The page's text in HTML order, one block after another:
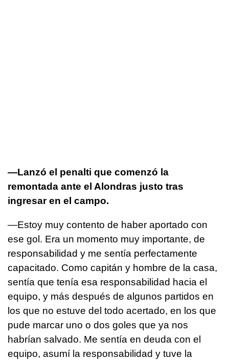
—Lanzó el penalti que comenzó la
remontada ante el Alondras justo tras
ingresar en el campo.
—Estoy muy contento de haber aportado con
ese gol. Era un momento muy importante, de
responsabilidad y me sentía perfectamente
capacitado. Como capitán y hombre de la casa,
sentía que tenía esa responsabilidad hacia el
equipo, y más después de algunos partidos en
los que no estuve del todo acertado, en los que
pude marcar uno o dos goles que ya nos
habrían salvado. Me sentía en deuda con el
equipo, asumí la responsabilidad y tuve la